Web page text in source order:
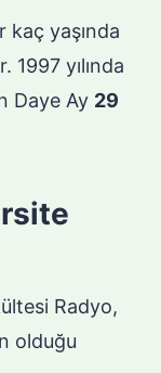
kaç yaşında
yılında
Daye Ay 29
Radyo,
olduğu